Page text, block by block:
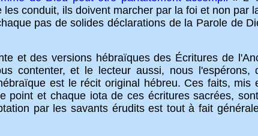
conduit, ils doivent marcher par la foi et non par
pas de solides déclarations de la Parole de
versions hébraïques des Écritures de
contenter, et le lecteur aussi, nous l'espérons,
est le récit original hébreu. Ces faits, mis
point et chaque iota de ces écritures sacrées,
par les savants érudits est tout à fait